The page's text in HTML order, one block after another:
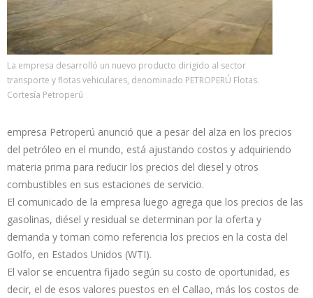
La empresa desarrolló un nuevo producto dirigido al sector
transporte y flotas vehiculares, denominado PETROPERÚ Flotas.
Cortesía Petroperú
empresa Petroperú anunció que a pesar del alza en los precios
del petróleo en el mundo, está ajustando costos y adquiriendo
materia prima para reducir los precios del diesel y otros
combustibles en sus estaciones de servicio.
El comunicado de la empresa luego agrega que los precios de las
gasolinas, diésel y residual se determinan por la oferta y
demanda y toman como referencia los precios en la costa del
Golfo, en Estados Unidos (WTI).
El valor se encuentra fijado según su costo de oportunidad, es
decir, el de esos valores puestos en el Callao, más los costos de